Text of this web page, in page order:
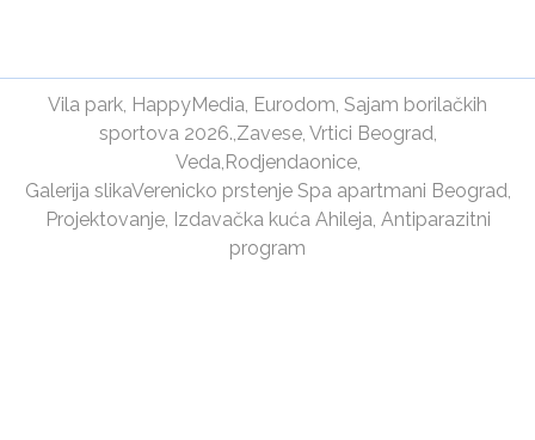
Vila park HappyMedia Eurodom Sajam borilačkih
sportova 2026. Zavese, Vrtici Beograd
Veda Rodjendaonice,
Galerija slikaVerenicko prstenje Spa apartmani Beograd
Projektovanje, Izdavačka kuća Ahileja Antiparazitni
program